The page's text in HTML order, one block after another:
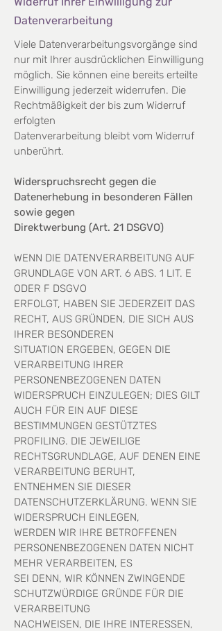
Datenverarbeitung
Viele Datenverarbeitungsvorgänge sind
nur mit Ihrer ausdrücklichen Einwilligung
möglich. Sie können eine bereits erteilte
Einwilligung jederzeit widerrufen. Die
Rechtmäßigkeit der bis zum Widerruf
erfolgten
Datenverarbeitung bleibt vom Widerruf
unberührt.
Widerspruchsrecht gegen die
Datenerhebung in besonderen Fällen
sowie gegen
Direktwerbung (Art. 21 DSGVO)
WENN DIE DATENVERARBEITUNG AUF
GRUNDLAGE VON ART. 6 ABS. 1 LIT. E
ODER F DSGVO
ERFOLGT, HABEN SIE JEDERZEIT DAS
RECHT, AUS GRÜNDEN, DIE SICH AUS
IHRER BESONDEREN
SITUATION ERGEBEN, GEGEN DIE
VERARBEITUNG IHRER
PERSONENBEZOGENEN DATEN
WIDERSPRUCH EINZULEGEN; DIES GILT
AUCH FÜR EIN AUF DIESE
BESTIMMUNGEN GESTÜTZTES
PROFILING. DIE JEWEILIGE
RECHTSGRUNDLAGE, AUF DENEN EINE
VERARBEITUNG BERUHT,
ENTNEHMEN SIE DIESER
DATENSCHUTZERKLÄRUNG. WENN SIE
WIDERSPRUCH EINLEGEN,
WERDEN WIR IHRE BETROFFENEN
PERSONENBEZOGENEN DATEN NICHT
MEHR VERARBEITEN, ES
SEI DENN, WIR KÖNNEN ZWINGENDE
SCHUTZWÜRDIGE GRÜNDE FÜR DIE
VERARBEITUNG
NACHWEISEN, DIE IHRE INTERESSEN,